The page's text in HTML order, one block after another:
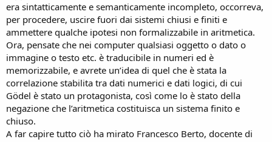
era sintatticamente e semanticamente incompleto, occorreva,
per procedere, uscire fuori dai sistemi chiusi e finiti e
ammettere qualche ipotesi non formalizzabile in aritmetica.
Ora, pensate che nei computer qualsiasi oggetto o dato o
immagine o testo etc. è traducibile in numeri ed è
memorizzabile, e avrete un’idea di quel che è stata la
correlazione stabilita tra dati numerici e dati logici, di cui
Gödel è stato un protagonista, così come lo è stato della
negazione che l’aritmetica costituisca un sistema finito e
chiuso.
A far capire tutto ciò ha mirato Francesco Berto, docente di